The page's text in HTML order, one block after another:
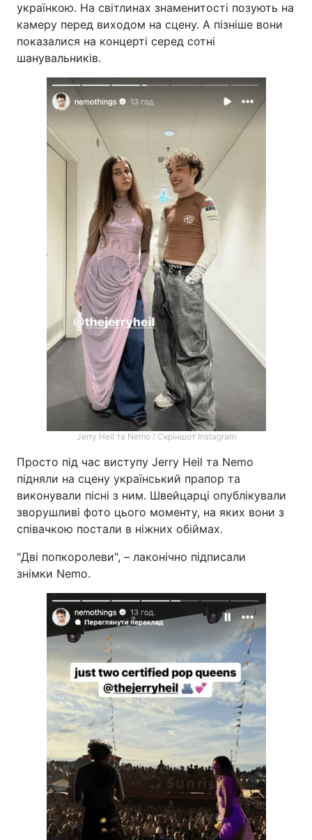
українкою. На світлинах знаменитості позують на
камеру перед виходом на сцену. А пізніше вони
показалися на концерті серед сотні
шанувальників.
Jerry Heil та Nemo / Скріншот Instagram
Просто під час виступу Jerry Heil та Nemo
підняли на сцену український прапор та
виконували пісні з ним. Швейцарці опублікували
зворушливі фото цього моменту, на яких вони з
співачкою постали в ніжних обіймах.
"Дві попкоролеви", – лаконічно підписали
знімки Nemo.